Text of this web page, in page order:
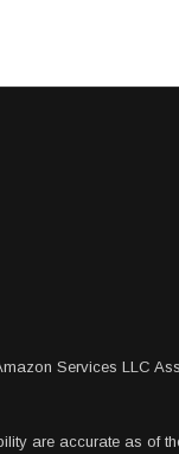
Services LLC
are accurate as of